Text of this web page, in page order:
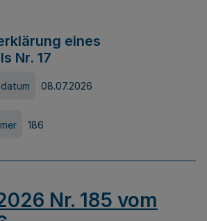
eines
Nr. 17
08.07.2026
186
Nr. 185 vom